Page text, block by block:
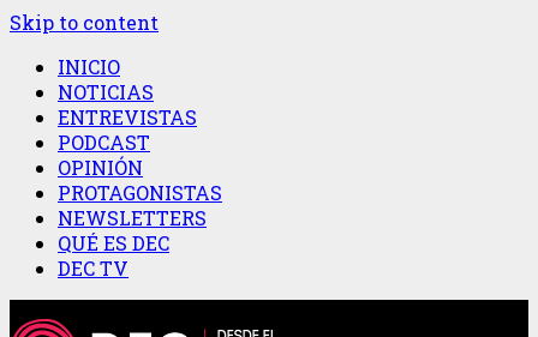
Skip to content
INICIO
NOTICIAS
ENTREVISTAS
PODCAST
OPINIÓN
PROTAGONISTAS
NEWSLETTERS
QUÉ ES DEC
DEC TV